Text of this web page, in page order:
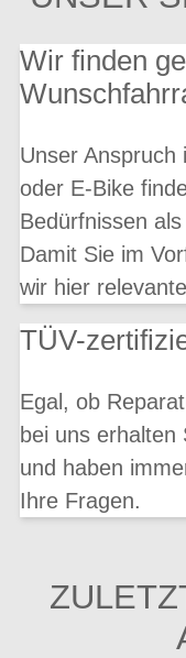
Wir finden
Unser Anspruch
oder E-Bike
Bedürfnissen
Damit Sie im
wir hier
TÜV-
Egal, ob
bei uns erhalten
und haben
Ihre Fragen.